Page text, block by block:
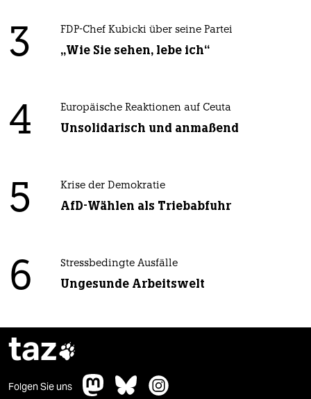
3 FDP-Chef Kubicki über seine Partei
„Wie Sie sehen, lebe ich“
4 Europäische Reaktionen auf Ceuta
Unsolidarisch und anmaßend
5 Krise der Demokratie
AfD-Wählen als Triebabfuhr
6 Stressbedingte Ausfälle
Ungesunde Arbeitswelt
taz
Folgen Sie uns